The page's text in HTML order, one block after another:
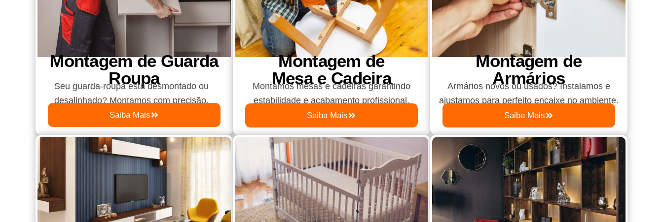
Montagem de Guarda
Roupa​
Seu guarda-roupa está desmontado ou
desalinhado? Montamos com precisão.
Saiba Mais
Montagem de
Mesa e Cadeira
Montamos mesas e cadeiras garantindo
estabilidade e acabamento profissional.
Saiba Mais
Montagem de
Armários
Armários novos ou usados? Instalamos e
ajustamos para perfeito encaixe no ambiente.
Saiba Mais